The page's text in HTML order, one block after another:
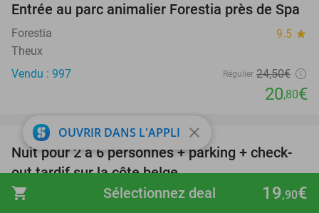
shopping_cart 19,90€
Sélectionnez deal
15%
Entrée au parc animalier Forestia près de Spa
Forestia 9.5 star
Theux
Vendu : 997
Régulier 24,50€
20,80€
40%
Nuit pour 2 à 6 personnes + parking + check-
out tardif sur la côte belge
West Bay Hotel 9.4star
OUVRIR DANS L'APPLI close